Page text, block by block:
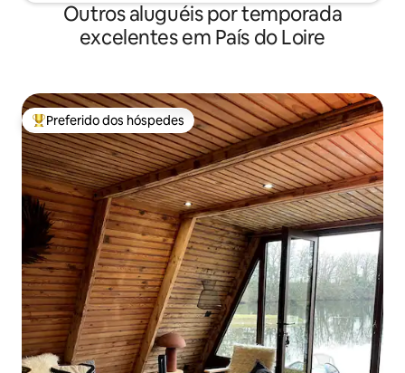
Outros aluguéis por temporada
excelentes em País do Loire
Entre os melhores preferidos dos hóspedes
Preferido dos hóspedes